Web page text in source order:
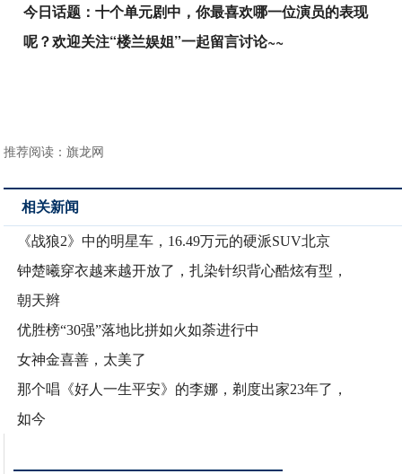
今日话题：十个单元剧中，你最喜欢哪一位演员的表现
呢？欢迎关注“楼兰娱姐”一起留言讨论~~
推荐阅读：旗龙网
相关新闻
《战狼2》中的明星车，16.49万元的硬派SUV北京
钟楚曦穿衣越来越开放了，扎染针织背心酷炫有型，
朝天辫
优胜榜“30强”落地比拼如火如荼进行中
女神金喜善，太美了
那个唱《好人一生平安》的李娜，剃度出家23年了，
如今